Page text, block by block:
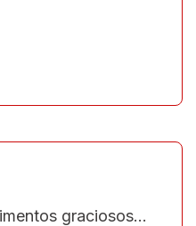
graciosos…